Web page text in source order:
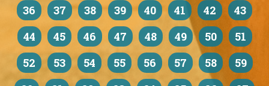
36
37 38 39 40 41 42
43
44
45 46 47 48 49 50
51
52
53 54 55 56 57 58
59